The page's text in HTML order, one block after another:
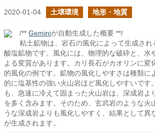
2020-01-04 土壌環境 地形・地質
/** Geminiが自動生成した概要 **/
粘土鉱物は、岩石の風化によって生成され
酸塩鉱物です。風化には、物理的な破砕と、水
よる変質があります。カリ長石がカオリンに変
的風化の例です。鉱物の風化しやすさは種類に
的に塩基性の強い火山岩ほど風化しやすいです
も、急速に冷えて固まった火山岩は、深成岩よ
を多く含みます。そのため、玄武岩のような火
うな深成岩よりも風化しやすく、結果として異
が生成されます。